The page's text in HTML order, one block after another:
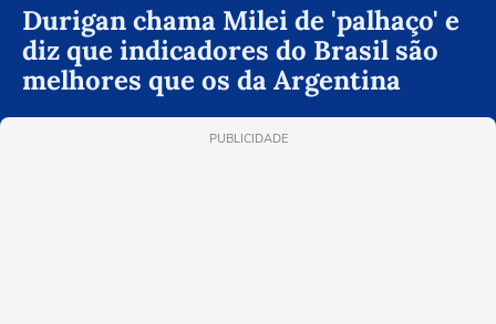
Durigan chama Milei de 'palhaço' e
diz que indicadores do Brasil são
melhores que os da Argentina
PUBLICIDADE